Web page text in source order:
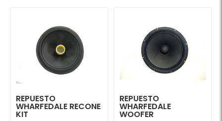
REPUESTO
WHARFEDALE RECONE
KIT
REPUESTO
WHARFEDALE
WOOFER